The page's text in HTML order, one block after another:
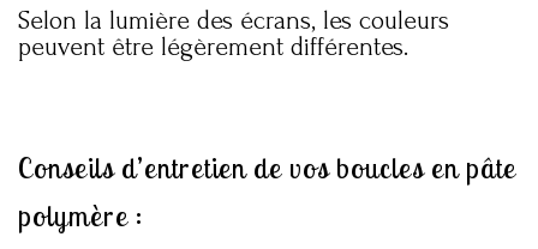
Selon la lumière des écrans, les couleurs
peuvent être légèrement différentes.
Conseils d’entretien de vos boucles en pâte
polymère :